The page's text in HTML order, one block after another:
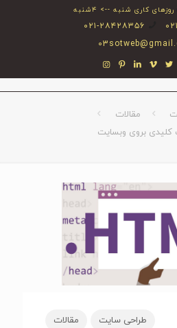
۰۲۱-۲۸۴۲۸۳۵۶
مقالات
کلیدی بروی وبسایت
طراحی سایت مقالات